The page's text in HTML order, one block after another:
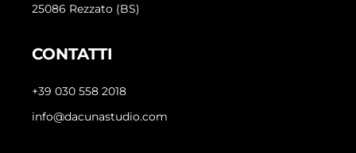
25086 Rezzato (BS)
CONTATTI
+39 030 558 2018
info@dacunastudio.com